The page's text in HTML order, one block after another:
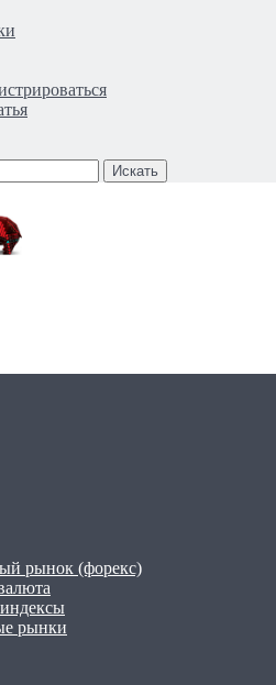
Искать
рынок (форекс)
рынки